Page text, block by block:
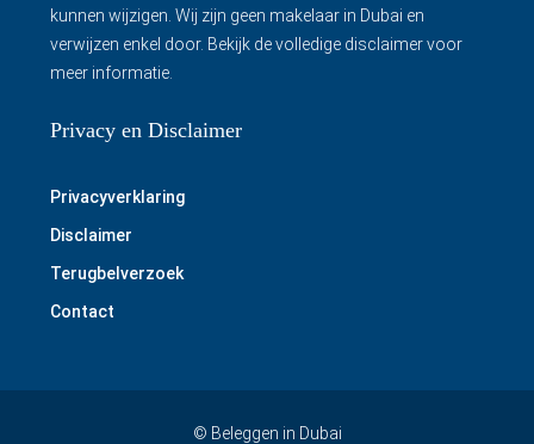
kunnen wijzigen. Wij zijn geen makelaar in Dubai en
verwijzen enkel door. Bekijk de volledige disclaimervoor
meer informatie.
Privacy en Disclaimer
Privacyverklaring
Disclaimer
Terugbelverzoek
Contact
© Beleggen in Dubai